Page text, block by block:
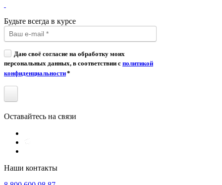
Будьте всегда в курсе
Даю своё согласие на обработку моих
персональных данных, в соответствии с политикой
конфиденциальности*
Оставайтесь на связи
Наши контакты